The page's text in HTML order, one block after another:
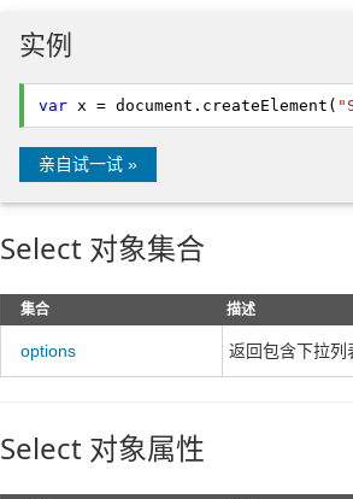
实例
var x = document. createElement (
亲自试一试 »
Select 对象集合
集合 描述
options 返回包含下拉列
Select 对象属性